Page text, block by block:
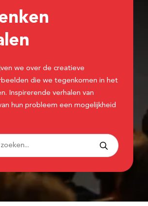
we over de creatieve
die we tegenkomen in het
Inspirerende verhalen van
hun probleem een mogelijkheid